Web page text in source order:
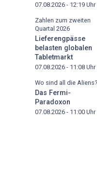
07.08.2026 - 12:19 Uhr
Zahlen zum zweiten
Quartal 2026
Lieferengpässe
belasten globalen
Tabletmarkt
07.08.2026 - 11:08 Uhr
Wo sind all die Aliens?
Das Fermi-
Paradoxon
07.08.2026 - 11:00 Uhr